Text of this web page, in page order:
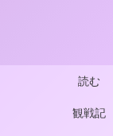
読む
観戦記